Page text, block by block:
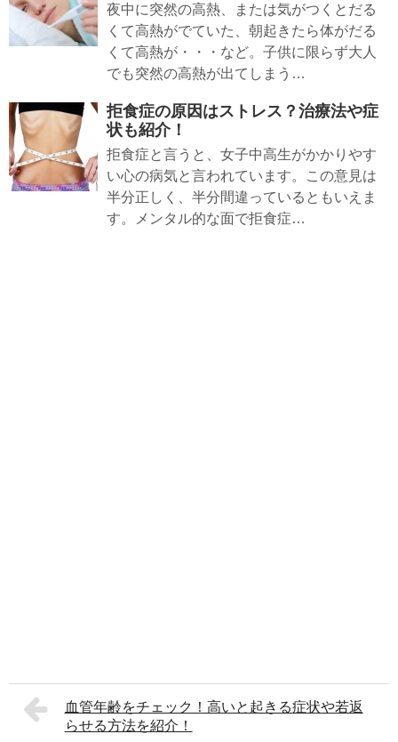
夜中に突然の高熱、または気がつくとだる
くて高熱がでていた、朝起きたら体がだる
くて高熱が・・・など。子供に限らず大人
でも突然の高熱が出てしまう…
拒食症の原因はストレス？治療法や症
状も紹介！
拒食症と言うと、女子中高生がかかりやす
い心の病気と言われています。この意見は
半分正しく、半分間違っているともいえま
す。メンタル的な面で拒食症…
血管年齢をチェック！高いと起きる症状や若返
らせる方法を紹介！